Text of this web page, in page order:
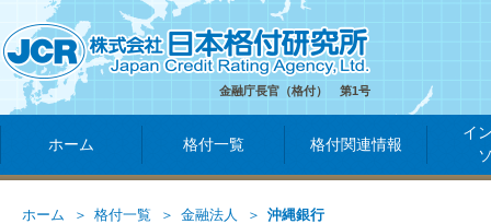
金融庁長官（格付） 第1号
ホーム 格付一覧 格付関連情報
イ
ホーム 格付一覧 金融法人 沖縄銀行